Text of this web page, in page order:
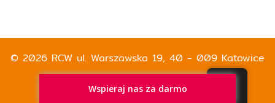
© 2026 RCW ul. Warszawska 19, 40 - 009 Katowice
Wspieraj nas za darmo